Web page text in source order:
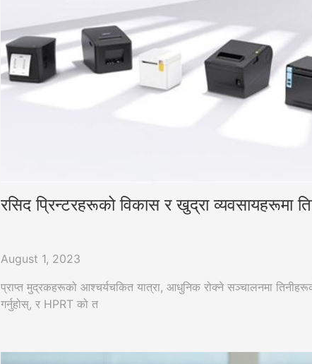
रसिद प्रिन्टरहरूको विकास र खुद्रा व्यवसायहरूमा
August 1, 2023
प्राप्त मुद्रकहरूको आश्चर्यचकित यात्रा, आधुनिक रोक्ने सञ्चालनमा
गर्नुहोस्, र HPRT को त